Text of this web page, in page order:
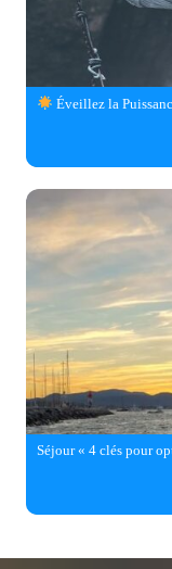
Éveillez la
Séjour « 4 clés pour